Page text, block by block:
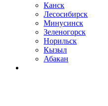
Канск
Лесосибирск
Минусинск
Зеленогорск
Норильск
Кызыл
Абакан